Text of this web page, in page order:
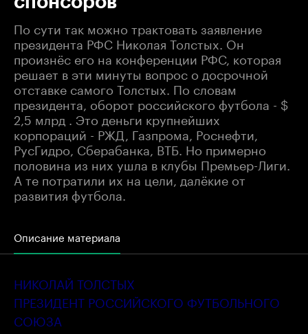
По сути так можно трактовать заявление
президента РФС Николая Толстых. Он
произнёс его на конференции РФС, которая
решает в эти минуты вопрос о досрочной
отставке самого Толстых. По словам
президента, оборот российского футбола - $
2,5 млрд . Это деньги крупнейших
корпораций - РЖД, Газпрома, Роснефти,
РусГидро, Сберабанка, ВТБ. Но примерно
половина из них ушла в клубы Премьер-Лиги.
А те потратили их на цели, далёкие от
развития футбола.
Описание материала
НИКОЛАЙ ТОЛСТЫХ
ПРЕЗИДЕНТ РОССИЙСКОГО ФУТБОЛЬНОГО
СОЮЗА